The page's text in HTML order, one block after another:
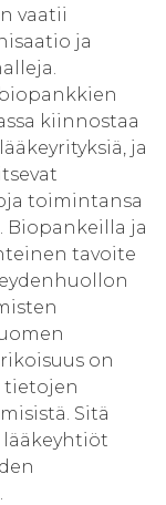
vaatii
ja
kiinnostaa
ja
toimintansa
Biopankeilla ja
tavoite
on
Sitä
lääkeyhtiöt